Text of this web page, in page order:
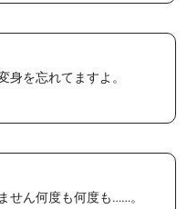
身を忘れてますよ。
せん何度も何度も……。